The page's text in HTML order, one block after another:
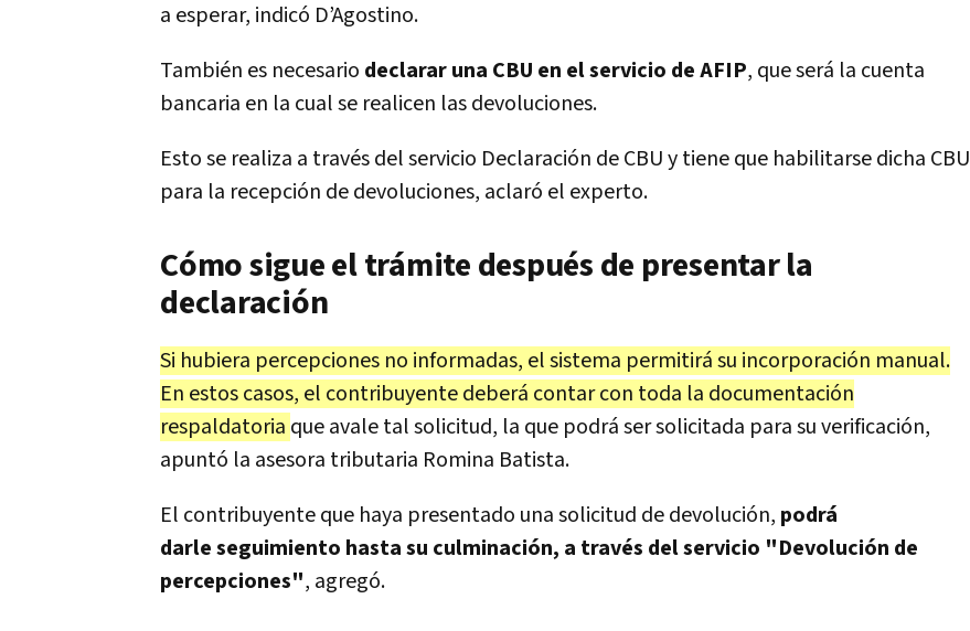
a esperar, indicó D’Agostino.
También es necesario declarar una CBU en el servicio de AFIP, que será la cuenta
bancaria en la cual se realicen las devoluciones.
Esto se realiza a través del servicio Declaración de CBU y tiene que habilitarse dicha CBU
para la recepción de devoluciones, aclaró el experto.
Cómo sigue el trámite después de presentar la
declaración
Si hubiera percepciones no informadas, el sistema permitirá su incorporación manual.
En estos casos, el contribuyente deberá contar con toda la documentación
respaldatoria que avale tal solicitud, la que podrá ser solicitada para su verificación,
apuntó la asesora tributaria Romina Batista.
El contribuyente que haya presentado una solicitud de devolución, podrá
darle seguimiento hasta su culminación, a través del servicio "Devolución de
percepciones", agregó.